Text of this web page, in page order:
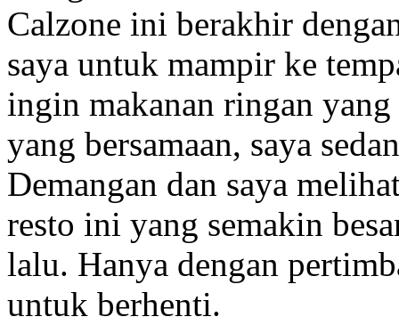
Calzone ini berakhir
saya untuk mampir ke
ingin makanan ringan
yang bersamaan, saya
Demangan dan saya
resto ini yang semakin
lalu. Hanya dengan
untuk berhenti.